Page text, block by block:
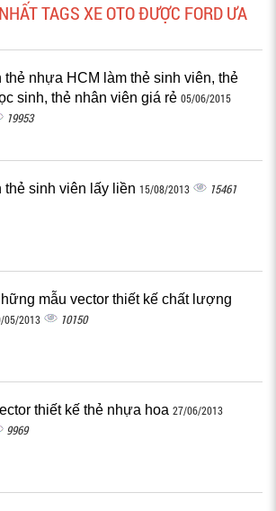
TAGS XE OTO ĐƯỢC FORD ƯA
thẻ nhựa HCM làm thẻ sinh viên, thẻ
sinh, thẻ nhân viên giá rẻ 05/06/2015
19953
thẻ sinh viên lấy liền 15/08/2013 15461
mẫu vector thiết kế chất lượng
05/2013 10150
thiết kế thẻ nhựa hoa 27/06/2013
9969